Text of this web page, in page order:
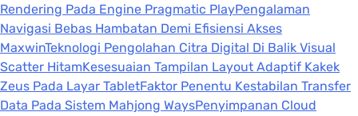
Rendering Pada Engine Pragmatic PlayPengalaman
Navigasi Bebas Hambatan Demi Efisiensi Akses
MaxwinTeknologi Pengolahan Citra Digital Di Balik Visual
Scatter HitamKesesuaian Tampilan Layout Adaptif Kakek
Zeus Pada Layar TabletFaktor Penentu Kestabilan Transfer
Data Pada Sistem Mahjong WaysPenyimpanan Cloud